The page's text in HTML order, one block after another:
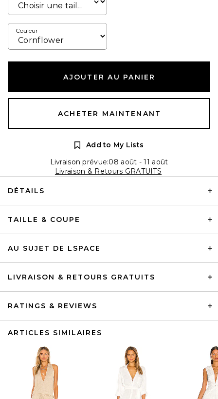
Couleur
AJOUTER AU PANIER
ACHETER MAINTENANT
Add to My Lists
Livraison prévue:08 août - 11 août
Livraison & Retours GRATUITS
DÉTAILS
TAILLE & COUPE
AU SUJET DE LSPACE
LIVRAISON & RETOURS GRATUITS
RATINGS & REVIEWS
ARTICLES SIMILAIRES